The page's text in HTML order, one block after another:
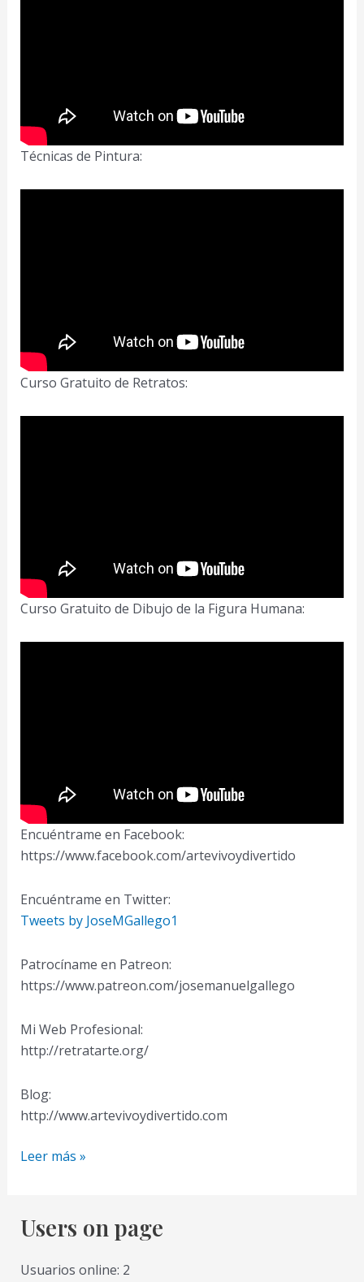
Técnicas de Pintura:
Curso Gratuito de Retratos:
Curso Gratuito de Dibujo de la Figura Humana:
Encuéntrame en Facebook:
https://www.facebook.com/artevivoydivertido
Encuéntrame en Twitter:
Tweets by JoseMGallego1
Patrocíname en Patreon:
https://www.patreon.com/josemanuelgallego
Mi Web Profesional:
http://retratarte.org/
Blog:
http://www.artevivoydivertido.com
Como
Acrilicos
Paso
a
Leer más »
Users on page
Usuarios online: 2